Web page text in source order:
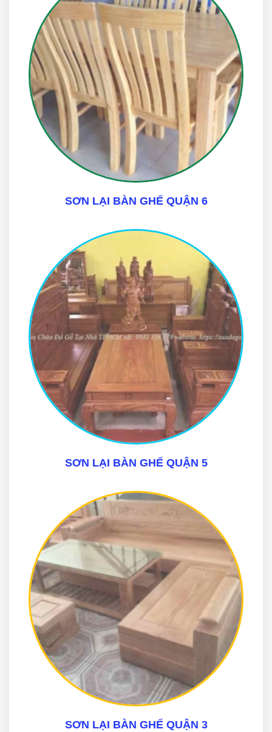
SƠN LẠI BÀN GHẾ QUẬN 6
SƠN LẠI BÀN GHẾ QUẬN 5
SƠN LẠI BÀN GHẾ QUẬN 3